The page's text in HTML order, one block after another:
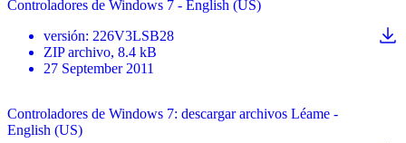
Controladores de Windows 7 - English (US)
versión: 226V3LSB28
ZIP archivo, 8.4 kB
27 September 2011
Controladores de Windows 7: descargar archivos Léame -
English (US)